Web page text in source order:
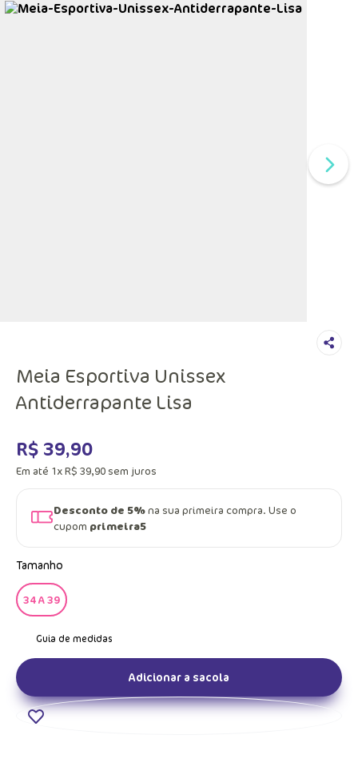
Meia Esportiva Unissex
Antiderrapante Lisa
R$ 39,90
Em até 1xR$ 39,90 sem juros
Desconto de 5%na sua primeira compra. Use o
cupom primeira5
Tamanho
34 A 39
Adicionar a sacola